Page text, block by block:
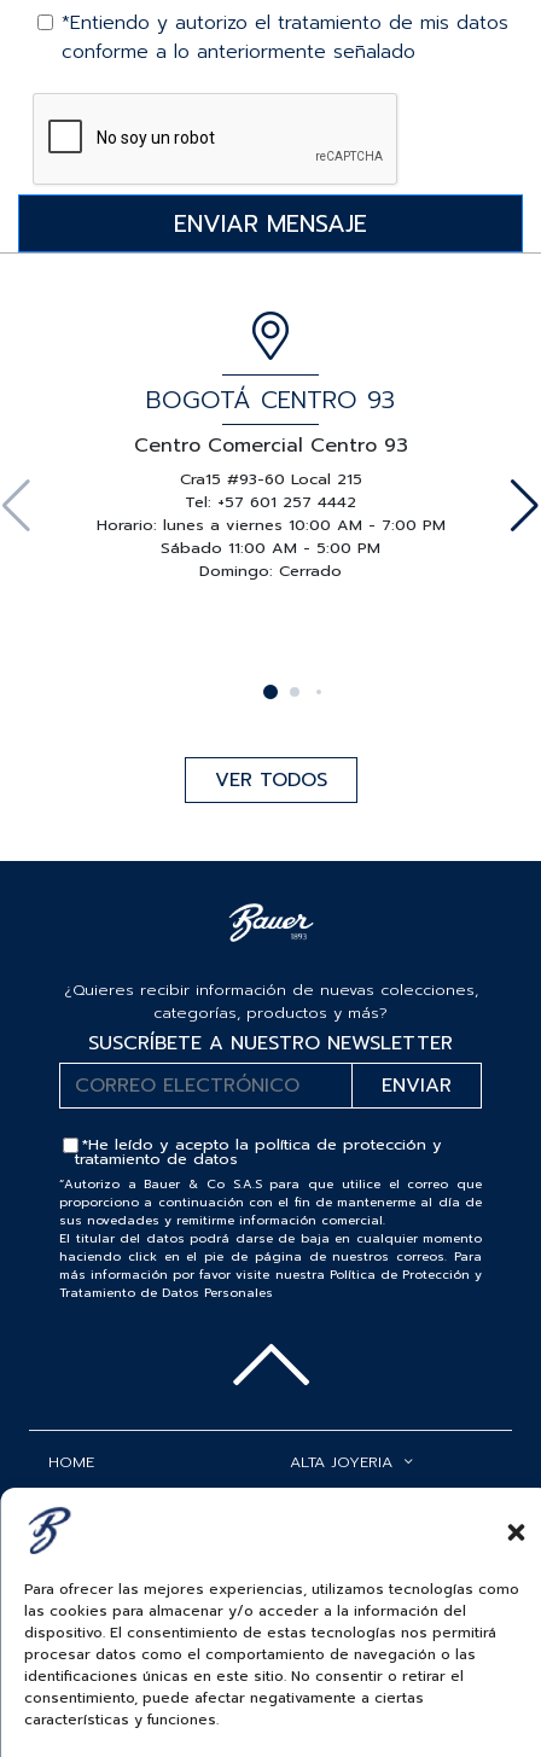
Para ofrecer las mejores experiencias, utilizamos tecnologías como
las cookies para almacenar y/o acceder a la información del
dispositivo. El consentimiento de estas tecnologías nos permitirá
procesar datos como el comportamiento de navegación o las
identificaciones únicas en este sitio. No consentir o retirar el
consentimiento, puede afectar negativamente a ciertas
características y funciones.
*Entiendo y autorizo el tratamiento de mis datos
conforme a lo anteriormente señalado
BOGOTÁ CENTRO 93
Centro Comercial Centro 93
Cra15 #93-60 Local 215
Tel: +57 601 257 4442
Horario: lunes a viernes 10:00 AM - 7:00 PM
Sábado 11:00 AM - 5:00 PM
Domingo: Cerrado
VER TODOS
¿Quieres recibir información de nuevas colecciones,
categorías, productos y más?
SUSCRÍBETE A NUESTRO NEWSLETTER
*He leído y acepto la política de protección y
tratamiento de datos
“Autorizo a Bauer & Co S.A.S para que utilice el correo que
proporciono a continuación con el fin de mantenerme al día de
sus novedades y remitirme información comercial.
El titular del datos podrá darse de baja en cualquier momento
haciendo click en el pie de página de nuestros correos. Para
más información por favor visite nuestra Política de Protección y
Tratamiento de Datos Personales
HOME
ROLEX
RELOJERÍA
ALTA JOYERIA
BAUER NEWS
SERVICIOS
SIGUENOS EN